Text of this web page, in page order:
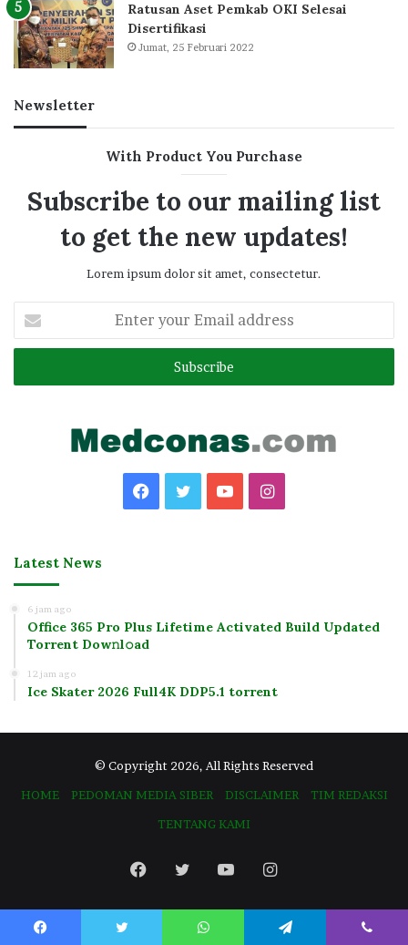
Ratusan Aset Pemkab OKI Selesai
Disertifikasi
Jumat, 25 Februari 2022
Newsletter
With Product You Purchase
Subscribe to our mailing list
to get the new updates!
Lorem ipsum dolor sit amet, consectetur.
your
Email
Facebook
TwitterYouTubeInstagram
Latest News
6 jam ago
Office 365 Pro Plus Lifetime Activated Build Updated
Torrent Dow𝚗l𝚘аd
12 jam ago
Ice Skater 2026 Full4K DDP5.1 torrent
© Copyright 2026, All Rights Reserved
HOME
PEDOMAN MEDIA SIBER DISCLAIMER
TIM REDAKSI
TENTANG KAMI
Facebook
TwitterYouTubeInstagram